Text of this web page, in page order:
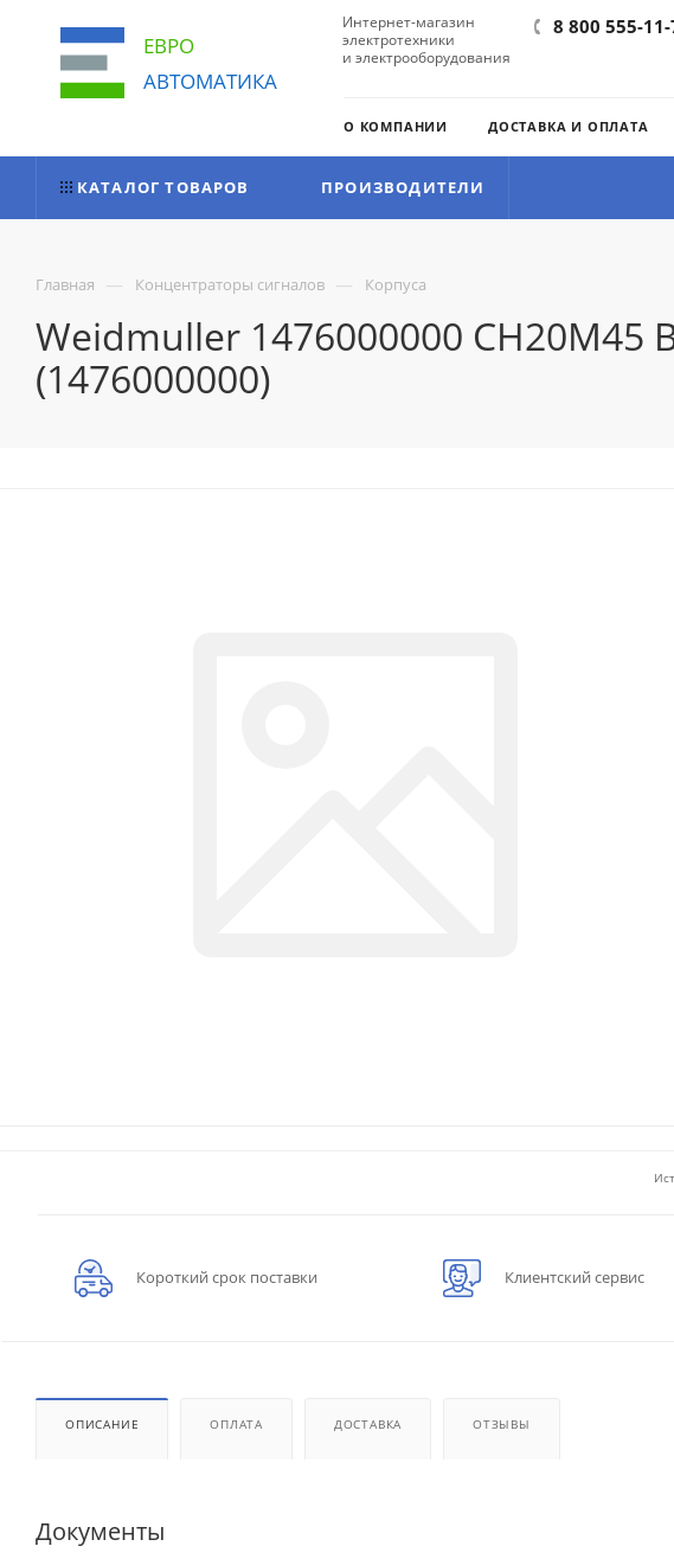
ЕВРО
АВТОМАТИКА
Интернет-магазин
электротехники
и электрооборудования
8 800 555-11-
О КОМПАНИИ ДОСТАВКА И ОПЛАТА
КАТАЛОГ ТОВАРОВ ПРОИЗВОДИТЕЛИ
Главная — Концентраторы сигналов — Корпуса
Weidmuller 1476000000 CH20M45
(1476000000)
Короткий срок поставки Клиентский сервис
ОПИСАНИЕ ОПЛАТА ДОСТАВКА ОТЗЫВЫ
Документы